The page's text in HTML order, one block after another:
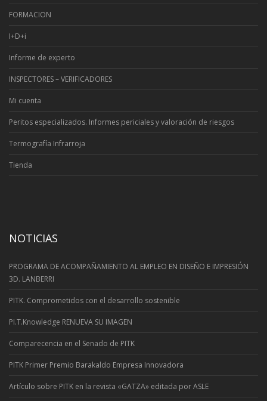
FORMACION
I+D+i
Informe de experto
INSPECTORES – VERIFICADORES
Mi cuenta
Peritos especializados. Informes periciales y valoración de riesgos
Termografía Infrarroja
Tienda
NOTICIAS
PROGRAMA DE ACOMPAÑAMIENTO AL EMPLEO EN DISEÑO E IMPRESIÓN
3D. LANBERRI
PITK. Comprometidos con el desarrollo sostenible
PI.T.Knowledge RENUEVA SU IMAGEN
Comparecencia en el Senado de PITK
PITK Primer Premio Barakaldo Empresa Innovadora
Artí­culo sobre PITK en la revista «GATZA» editada por ASLE